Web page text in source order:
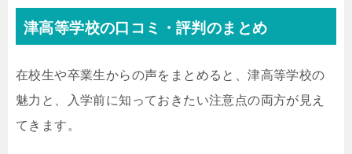
津高等学校の口コミ・評判のまとめ
在校生や卒業生からの声をまとめると、津高等学校の
魅力と、入学前に知っておきたい注意点の両方が見え
てきます。